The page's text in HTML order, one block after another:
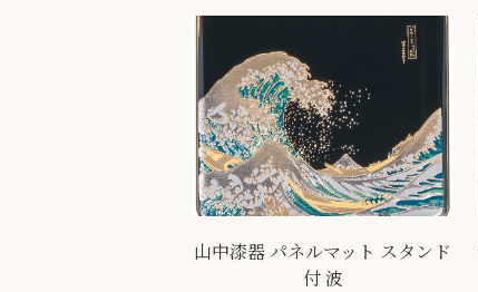
山中漆器 パネルマット スタンド
付 波